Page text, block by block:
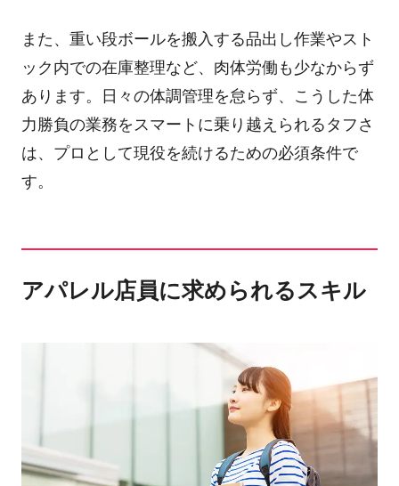
また、重い段ボールを搬入する品出し作業やスト
ック内での在庫整理など、肉体労働も少なからず
あります。日々の体調管理を怠らず、こうした体
力勝負の業務をスマートに乗り越えられるタフさ
は、プロとして現役を続けるための必須条件で
す。
アパレル店員に求められるスキル